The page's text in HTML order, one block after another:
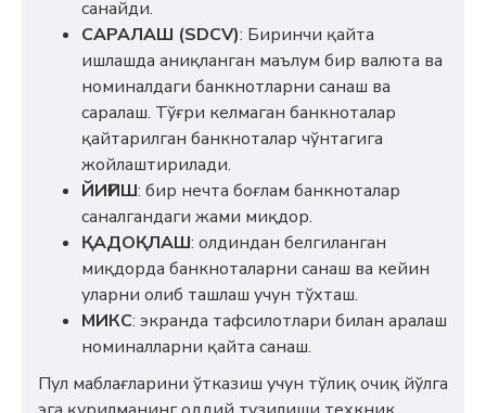
санайди.
САРАЛАШ (SDCV): Биринчи қайта
ишлашда аниқланган маълум бир валюта ва
номиналдаги банкнотларни санаш ва
саралаш. Тўғри келмаган банкноталар
қайтарилган банкноталар чўнтагига
жойлаштирилади.
ЙИҒИШ: бир нечта боғлам банкноталар
саналгандаги жами миқдор.
ҚАДОҚЛАШ: олдиндан белгиланган
миқдорда банкноталарни санаш ва кейин
уларни олиб ташлаш учун тўхташ.
МИКС: экранда тафсилотлари билан аралаш
номиналларни қайта санаш.
Пул маблағларини ўтказиш учун тўлиқ очиқ йўлга